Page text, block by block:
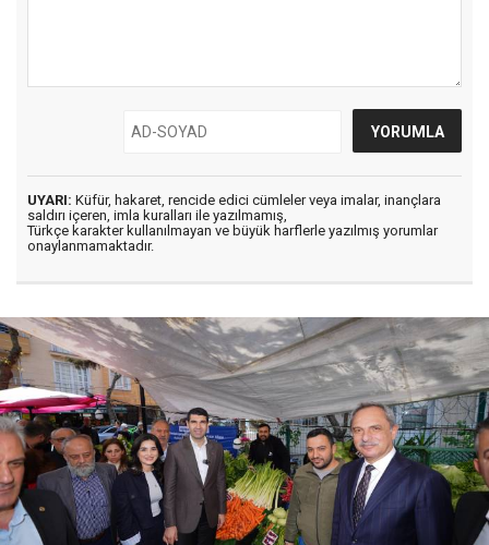
UYARI: Küfür, hakaret, rencide edici cümleler veya imalar, inançlara
saldırı içeren, imla kuralları ile yazılmamış,
Türkçe karakter kullanılmayan ve büyük harflerle yazılmış yorumlar
onaylanmamaktadır.